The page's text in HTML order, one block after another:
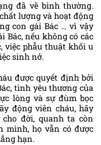
đã về bình thường.
lượng và hoạt động
con gái Bác … vì vậy
Bác, nếu không có các
việc phẫu thuật khối u
sinh nở.
được quyết định bởi
tình yêu thương của
lòng và sự đùm bọc
động viên cháu, hãy
đời, quanh ta còn
mình, họ vẫn có được
hạn.